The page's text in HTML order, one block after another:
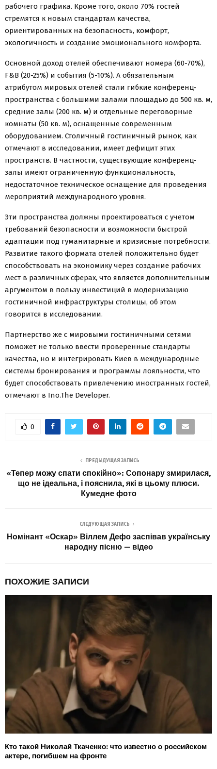
рабочего графика. Кроме того, около 70% гостей
стремятся к новым стандартам качества,
ориентированных на безопасность, комфорт,
экологичность и создание эмоционального комфорта.
Основной доход отелей обеспечивают номера (60-70%),
F&B (20-25%) и события (5-10%). А обязательным
атрибутом мировых отелей стали гибкие конференц-
пространства с большими залами площадью до 500 кв. м,
средние залы (200 кв. м) и отдельные переговорные
комнаты (50 кв. м), оснащенные современным
оборудованием. Столичный гостиничный рынок, как
отмечают в исследовании, имеет дефицит этих
пространств. В частности, существующие конференц-
залы имеют ограниченную функциональность,
недостаточное техническое оснащение для проведения
мероприятий международного уровня.
Эти пространства должны проектироваться с учетом
требований безопасности и возможности быстрой
адаптации под гуманитарные и кризисные потребности.
Развитие такого формата отелей положительно будет
способствовать на экономику через создание рабочих
мест в различных сферах, что является дополнительным
аргументом в пользу инвестиций в модернизацию
гостиничной инфраструктуры столицы, об этом
говорится в исследовании.
Партнерство же с мировыми гостиничными сетями
поможет не только ввести проверенные стандарты
качества, но и интегрировать Киев в международные
системы бронирования и программы лояльности, что
будет способствовать привлечению иностранных гостей,
отмечают в Ino.The Developer.
0
ПРЕДЫДУЩАЯ ЗАПИСЬ
«Тепер можу спати спокійно»: Сопонару змирилася,
що не ідеальна, і пояснила, які в цьому плюси.
Кумедне фото
СЛЕДУЮЩАЯ ЗАПИСЬ
Номінант «Оскар» Віллем Дефо заспівав українську
народну пісню — відео
ПОХОЖИЕ ЗАПИСИ
Кто такой Николай Ткаченко: что известно о российском
актере, погибшем на фронте